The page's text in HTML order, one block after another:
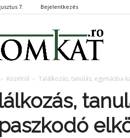
7. Bejelentkezés
Közelről Találkozás, tanulás, egymásba